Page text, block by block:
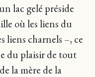
lac gelé préside
où les liens du
liens charnels –, ce
du plaisir de tout
la mère de la